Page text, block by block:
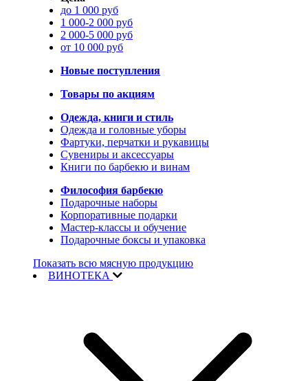
до 1 000 руб
1 000-2 000 руб
2 000-5 000 руб
от 10 000 руб
Новые поступления
Товары по акциям
Одежда, книги и стиль
Одежда и головные уборы
Фартуки, перчатки и рукавицы
Сувениры и аксессуары
Книги по барбекю и винам
Философия барбекю
Подарочные наборы
Корпоративные подарки
Мастер-классы и обучение
Подарочные боксы и упаковка
Показать всю мясную продукцию
ВИНОТЕКА